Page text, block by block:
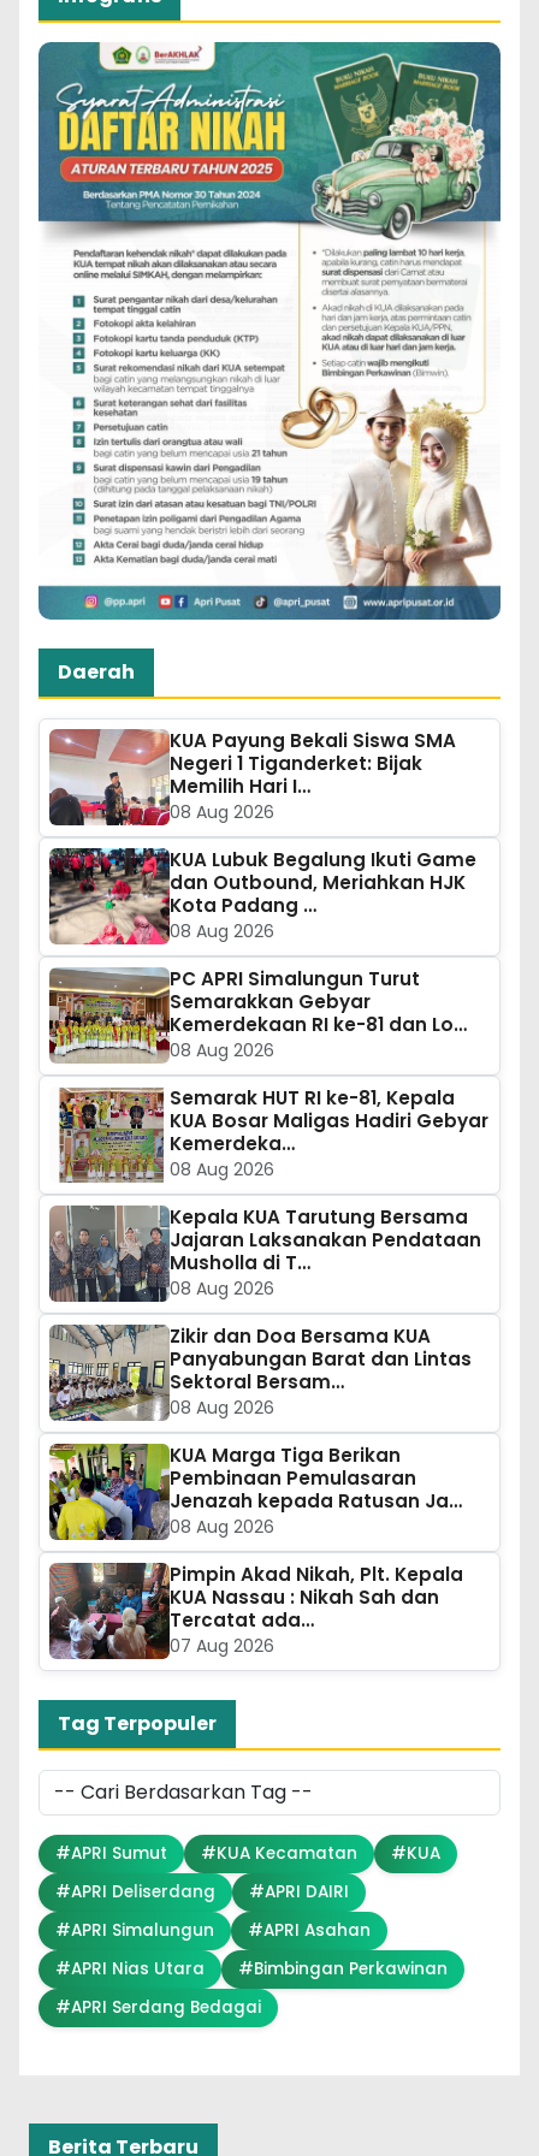
Daerah
KUA Payung Bekali Siswa SMA
Negeri 1 Tiganderket: Bijak
Memilih Hari I…
08 Aug 2026
KUA Lubuk Begalung Ikuti Game
dan Outbound, Meriahkan HJK
Kota Padang …
08 Aug 2026
PC APRI Simalungun Turut
Semarakkan Gebyar
Kemerdekaan RI ke-81 dan Lo…
08 Aug 2026
Semarak HUT RI ke-81, Kepala
KUA Bosar Maligas Hadiri Gebyar
Kemerdeka…
08 Aug 2026
Kepala KUA Tarutung Bersama
Jajaran Laksanakan Pendataan
Musholla di T…
08 Aug 2026
Zikir dan Doa Bersama KUA
Panyabungan Barat dan Lintas
Sektoral Bersam…
08 Aug 2026
KUA Marga Tiga Berikan
Pembinaan Pemulasaran
Jenazah kepada Ratusan Ja…
08 Aug 2026
Pimpin Akad Nikah, Plt. Kepala
KUA Nassau : Nikah Sah dan
Tercatat ada…
07 Aug 2026
Tag Terpopuler
#APRI Sumut #KUA Kecamatan
#KUA
#APRI Deliserdang
#APRI DAIRI
#APRI Simalungun
#APRI Asahan
#APRI Nias Utara
#Bimbingan Perkawinan
#APRI Serdang Bedagai
Berita Terbaru